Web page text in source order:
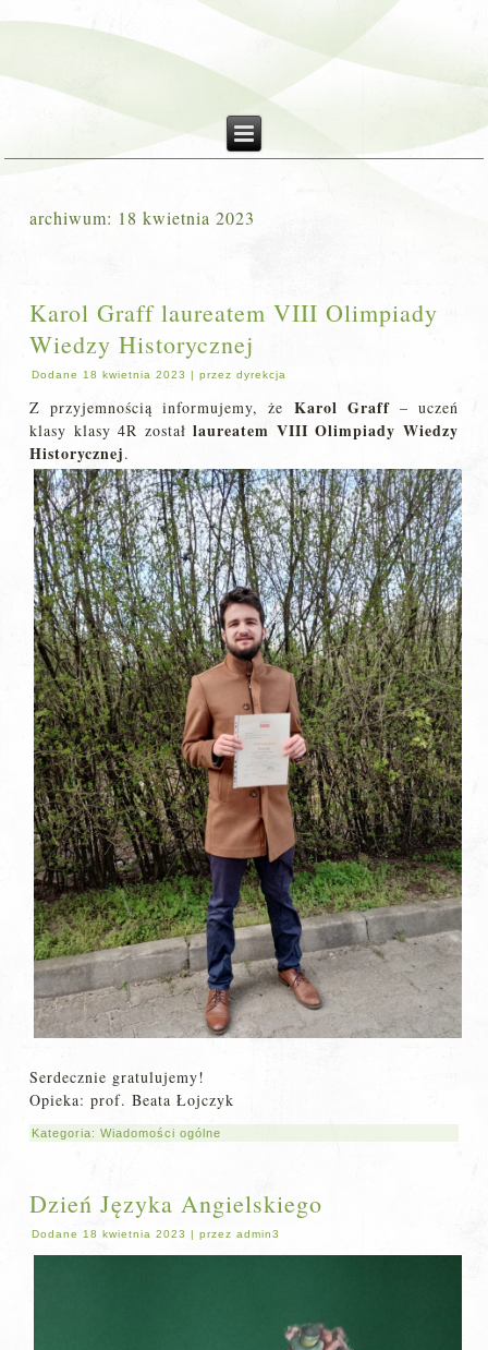
archiwum: 18 kwietnia 2023
Karol Graff laureatem VIII Olimpiady
Wiedzy Historycznej
Dodane 18 kwietnia 2023 |przez dyrekcja
Z przyjemnością informujemy, że Karol Graff– uczeń
klasy klasy 4R zostałlaureatem VIII Olimpiady Wiedzy
Historycznej.
Serdecznie gratulujemy!
Opieka: prof. Beata Łojczyk
Kategoria:Wiadomości ogólne
Dzień Języka Angielskiego
Dodane 18 kwietnia 2023 |przez admin3